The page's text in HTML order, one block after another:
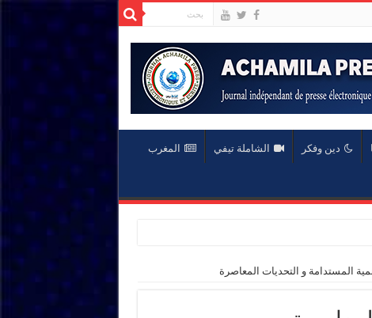
دين وفكر الشاملة تيفي المغرب
المستدامة و التحديات المعاصرة